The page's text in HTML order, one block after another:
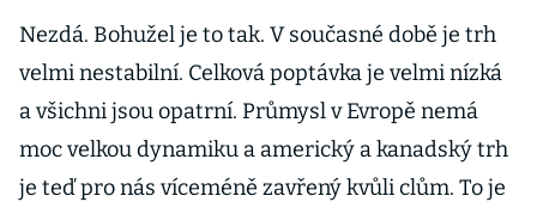
Nezdá. Bohužel je to tak. V současné době je trh
velmi nestabilní. Celková poptávka je velmi nízká
a všichni jsou opatrní. Průmysl v Evropě nemá
moc velkou dynamiku a americký a kanadský trh
je teď pro nás víceméně zavřený kvůli clům. To je